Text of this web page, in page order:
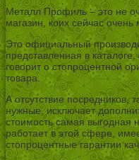
Металл Профиль – это не
магазин, коих сейчас очень
Это официальный
представленная в
говорит о стопроцентной
товара.
А отсутствие посредников,
нужные, исключает
стоимость самая выгодная
работает в этой сфере,
стопроцентные гарантии